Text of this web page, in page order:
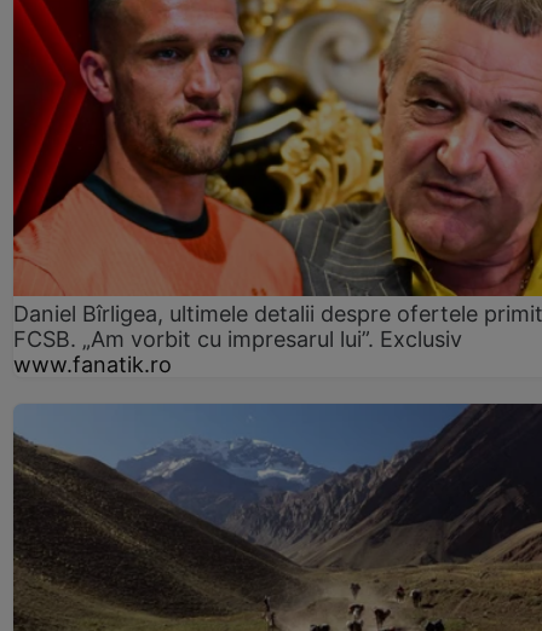
Daniel Bîrligea, ultimele detalii despre ofertele
FCSB. „Am vorbit cu impresarul lui”. Exclusiv
www.fanatik.ro